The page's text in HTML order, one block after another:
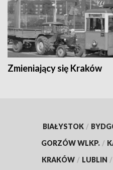
Zmieniający się Kraków
BIAŁYSTOK /
GORZÓW WLKP. /
KRAKÓW / LUBLIN /